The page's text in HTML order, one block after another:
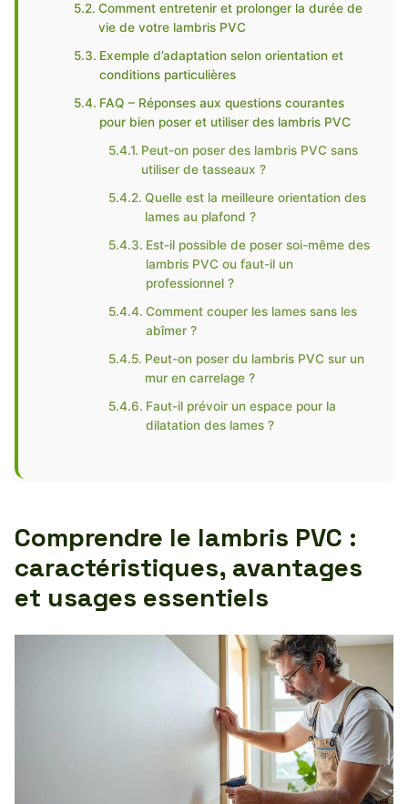
Comment entretenir et prolonger la durée de
vie de votre lambris PVC
Exemple d’adaptation selon orientation et
conditions particulières
FAQ – Réponses aux questions courantes
pour bien poser et utiliser des lambris PVC
Peut-on poser des lambris PVC sans
utiliser de tasseaux ?
Quelle est la meilleure orientation des
lames au plafond ?
Est-il possible de poser soi-même des
lambris PVC ou faut-il un
professionnel ?
Comment couper les lames sans les
abîmer ?
Peut-on poser du lambris PVC sur un
mur en carrelage ?
Faut-il prévoir un espace pour la
dilatation des lames ?
Comprendre le lambris PVC :
caractéristiques, avantages
et usages essentiels